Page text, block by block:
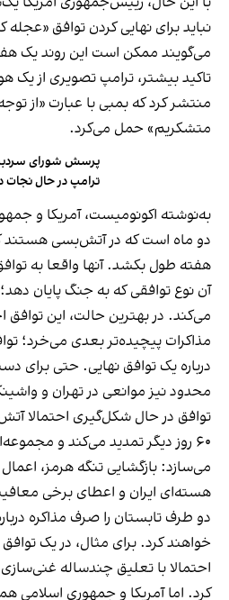
نباید برای نهایی کردن توافق «عجله
می‌گویند ممکن است این روند یک
تاکید بیشتر، ترامپ تصویری از یک
منتشر کرد که بمبی با عبارت «از
متشکریم» حمل می‌کرد.
پرسش شورای
ترامپ در حال نجات
به‌نوشته اکونومیست، آمریکا و
دو ماه است که در آتش‌بسی هستند که
هفته طول بکشد. آنها واقعا به
آن نوع توافقی که به جنگ پایان دهد؛
می‌کند. در بهترین حالت، این توافق
مذاکرات پیچیده‌تر بعدی می‌خرد؛
درباره یک توافق نهایی. حتی برای
محدود نیز موانعی در تهران و
توافق در حال شکل‌گیری احتمالا
۶۰ روز دیگر تمدید می‌کند و
می‌سازد: بازگشایی تنگه هرمز،
هسته‌ای ایران و اعطای برخی
دو طرف تابستان را صرف مذاکره
خواهند کرد. برای مثال، در یک
احتمالا با تعلیق چندساله
کرد. اما آمریکا و جمهوری اسلامی